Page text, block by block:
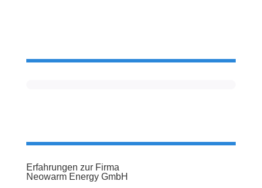
Erfahrungen zur Firma
Neowarm Energy GmbH